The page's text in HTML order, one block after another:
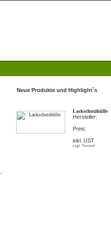
Neue Produkte und Highlight`s
Lackschutzhülle
Hersteller:
Preis:
inkl. UST
zzgl. Versand